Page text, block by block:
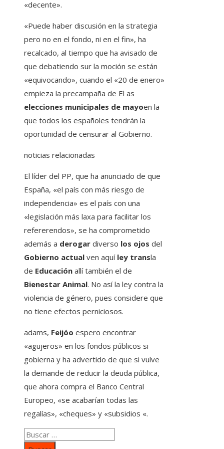
«decente».
«Puede haber discusión en la strategia
pero no en el fondo, ni en el fin», ha
recalcado, al tiempo que ha avisado de
que debatiendo sur la moción se están
«equivocando», cuando el «20 de enero»
empieza la precampaña de El as
elecciones municipales de mayoen la
que todos los españoles tendrán la
oportunidad de censurar al Gobierno.
noticias relacionadas
El líder del PP, que ha anunciado de que
España, «el país con más riesgo de
independencia» es el país con una
«legislación más laxa para facilitar los
refererendos», se ha comprometido
además a derogar diverso los ojos del
Gobierno actual ven aquíley transla
de Educación allí también el de
Bienestar Animal. No así la ley contra la
violencia de género, pues considere que
no tiene efectos perniciosos.
adams, Feijóo espero encontrar
«agujeros» en los fondos públicos si
gobierna y ha advertido de que si vulve
la demande de reducir la deuda pública,
que ahora compra el Banco Central
Europeo, «se acabarían todas las
regalías», «cheques» y «subsidios «.
Buscar: